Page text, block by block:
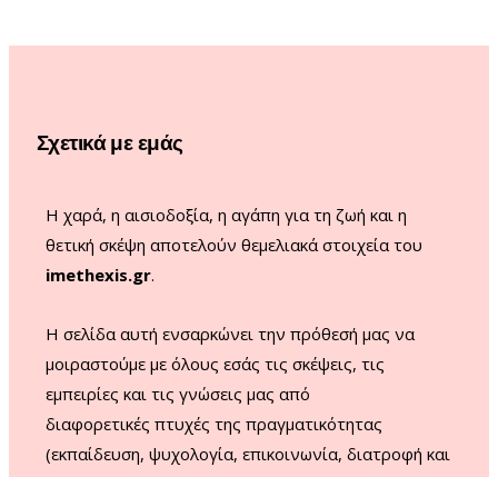
b
a
u
o
Σχετικά με εμάς
Η χαρά, η αισιοδοξία, η αγάπη για τη ζωή και η
θετική σκέψη αποτελούν θεμελιακά στοιχεία του
imethexis.gr.
H σελίδα αυτή ενσαρκώνει την πρόθεσή μας να
μοιραστούμε με όλους εσάς τις σκέψεις, τις
εμπειρίες και τις γνώσεις μας από
διαφορετικές πτυχές της πραγματικότητας
(εκπαίδευση, ψυχολογία, επικοινωνία, διατροφή και